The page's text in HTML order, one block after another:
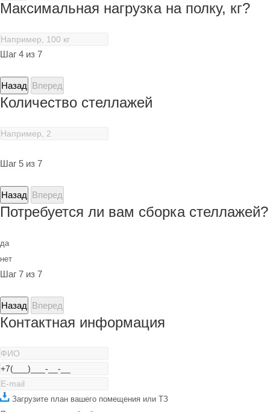
Максимальная нагрузка на полку, кг?
Шаг 4 из 7
Назад Вперед
Количество стеллажей
Шаг 5 из 7
Назад Вперед
Потребуется ли вам сборка стеллажей?
да
нет
Шаг 7 из 7
Назад Вперед
Контактная информация
Загрузите план вашего помещения или ТЗ